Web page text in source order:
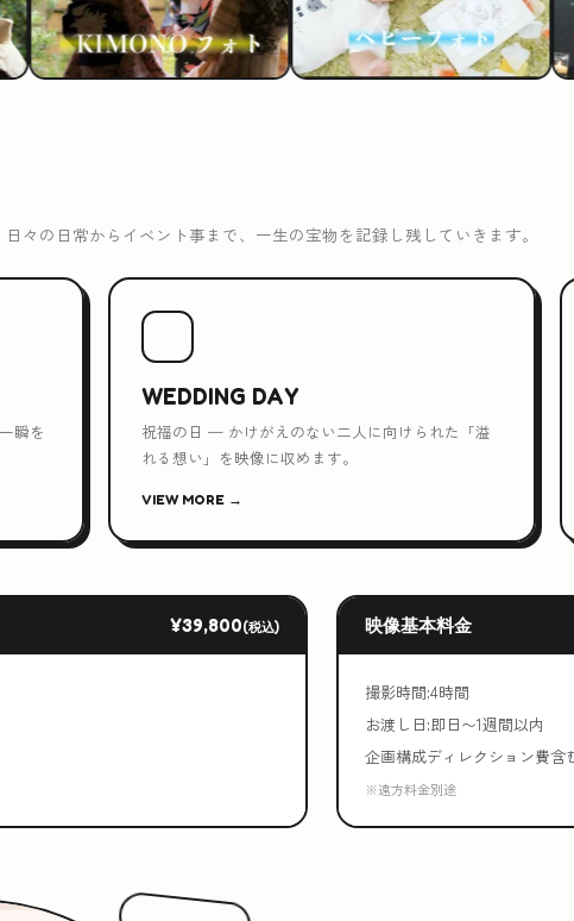
々の日常からイベント事まで、一生の宝物を記録し残していきます。
瞬を
WEDDING DAY
祝福の日 — かけがえのない二人に向けられた「溢
れる想い」を映像に収めます。
VIEW MORE →
¥39,800(税込) 映像基本料金
撮影時間:4時間
お渡し日:即日〜1週間以内
企画構成ディレクション費含
※遠方料金別途